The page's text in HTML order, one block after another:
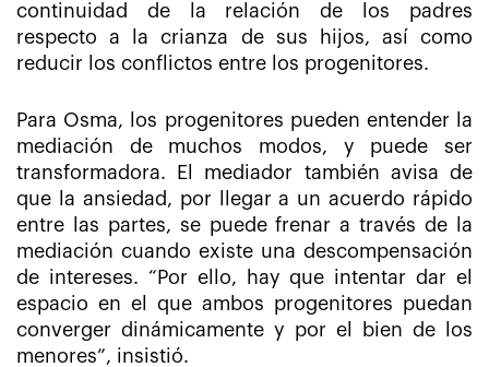
continuidad de la relación de los padres
respecto a la crianza de sus hijos, así como
reducir los conflictos entre los progenitores.
Para Osma, los progenitores pueden entender la
mediación de muchos modos, y puede ser
transformadora. El mediador también avisa de
que la ansiedad, por llegar a un acuerdo rápido
entre las partes, se puede frenar a través de la
mediación cuando existe una descompensación
de intereses. “Por ello, hay que intentar dar el
espacio en el que ambos progenitores puedan
converger dinámicamente y por el bien de los
menores”, insistió.